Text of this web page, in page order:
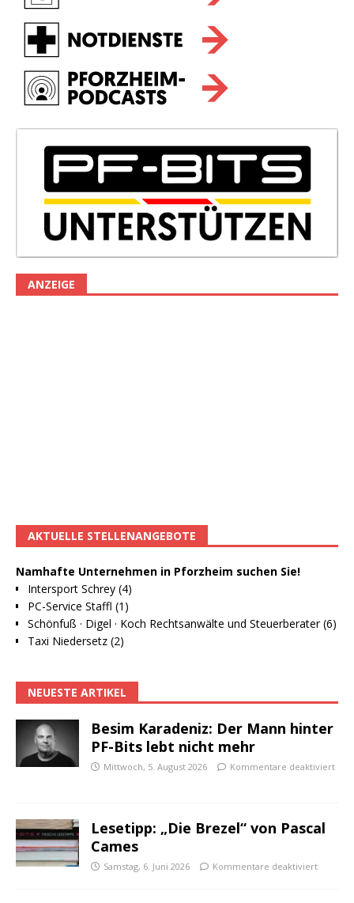
ANZEIGE
AKTUELLE STELLENANGEBOTE
Namhafte Unternehmen in Pforzheim suchen Sie!
Intersport Schrey (4)
PC-Service Staffl (1)
Schönfuß · Digel · Koch Rechtsanwälte und Steuerberater (6)
Taxi Niedersetz (2)
NEUESTE ARTIKEL
Besim Karadeniz: Der Mann hinter
PF-Bits lebt nicht mehr
Mittwoch, 5. August 2026 Kommentare deaktiviert
Lesetipp: „Die Brezel“ von Pascal
Cames
Samstag, 6. Juni 2026 Kommentare deaktiviert